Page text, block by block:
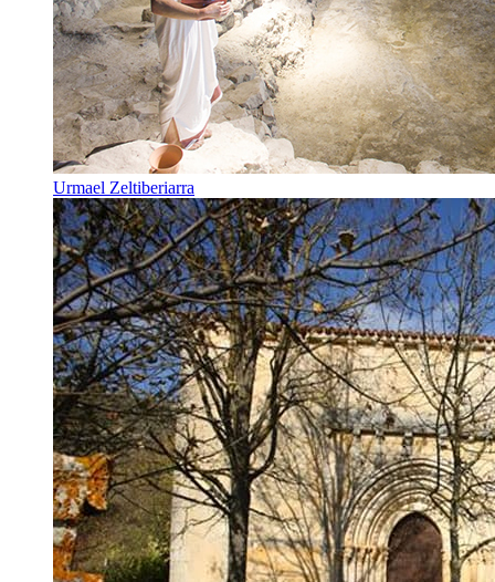
Urmael Zeltiberiarra